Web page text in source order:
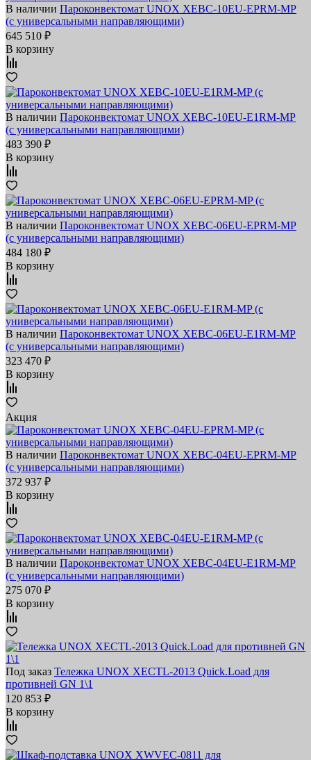
В наличии Пароконвектомат UNOX XEBC-10EU-EPRM-MP
(с универсальными направляющими)
645 510 ₽
В корзину
В наличии Пароконвектомат UNOX XEBC-10EU-E1RM-MP
(с универсальными направляющими)
483 390 ₽
В корзину
В наличии Пароконвектомат UNOX XEBC-06EU-EPRM-MP
(с универсальными направляющими)
484 180 ₽
В корзину
В наличии Пароконвектомат UNOX XEBC-06EU-E1RM-MP
(с универсальными направляющими)
323 470 ₽
В корзину
Акция
В наличии Пароконвектомат UNOX XEBC-04EU-EPRM-MP
(с универсальными направляющими)
372 937 ₽
В корзину
В наличии Пароконвектомат UNOX XEBC-04EU-E1RM-MP
(с универсальными направляющими)
275 070 ₽
В корзину
Под заказ Тележка UNOX XECTL-2013 Quick.Load для
противней GN 1\1
120 853 ₽
В корзину